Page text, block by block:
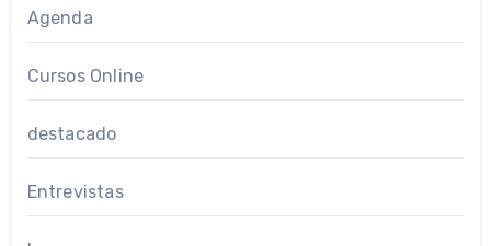
Agenda
Cursos Online
destacado
Entrevistas